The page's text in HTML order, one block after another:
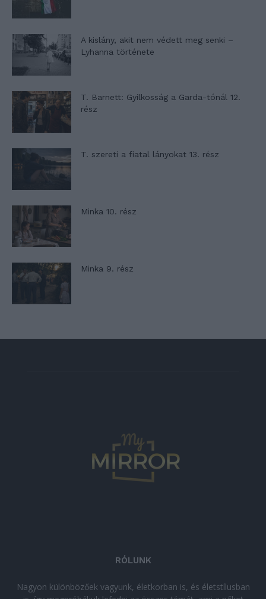
A kislány, akit nem védett meg senki –
Lyhanna története
T. Barnett: Gyilkosság a Garda-tónál 12.
rész
T. szereti a fiatal lányokat 13. rész
Minka 10. rész
Minka 9. rész
RÓLUNK
Nagyon különbözőek vagyunk, életkorban is, és életstílusban